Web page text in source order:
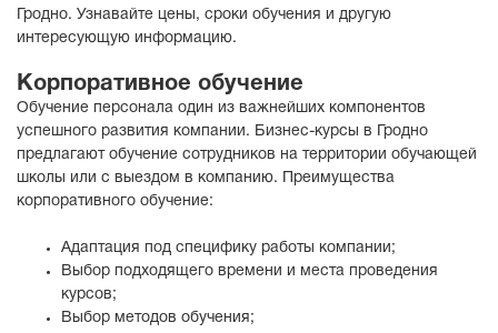
Гродно. Узнавайте цены, сроки обучения и другую
интересующую информацию.
Корпоративное обучение
Обучение персонала один из важнейших компонентов
успешного развития компании. Бизнес-курсы в Гродно
предлагают обучение сотрудников на территории обучающей
школы или с выездом в компанию. Преимущества
корпоративного обучение:
Адаптация под специфику работы компании;
Выбор подходящего времени и места проведения
курсов;
Выбор методов обучения;